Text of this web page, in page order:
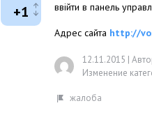
+1
ввійти в панель
Адрес сайта http://
12.11.2015 |
Изменение